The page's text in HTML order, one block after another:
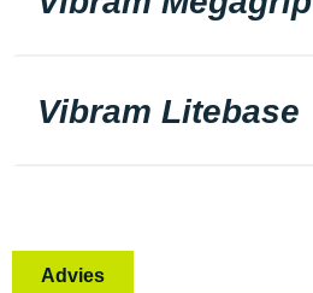
Vibram Litebase
Advies